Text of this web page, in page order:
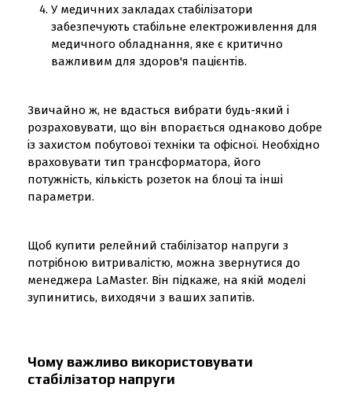
У медичних закладах стабілізатори
забезпечують стабільне електроживлення для
медичного обладнання, яке є критично
важливим для здоров'я пацієнтів.
Звичайно ж, не вдасться вибрати будь-який і
розраховувати, що він впорається однаково добре
із захистом побутової техніки та офісної. Необхідно
враховувати тип трансформатора, його
потужність, кількість розеток на блоці та інші
параметри.
Щоб купити релейний стабілізатор напруги з
потрібною витривалістю, можна звернутися до
менеджера LaMaster. Він підкаже, на якій моделі
зупинитись, виходячи з ваших запитів.
Чому важливо використовувати
стабілізатор напруги